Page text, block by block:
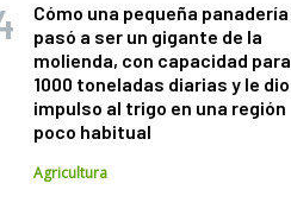
Cómo una pequeña panadería
pasó a ser un gigante de la
molienda, con capacidad para
1000 toneladas diarias y le dio
impulso al trigo en una región
poco habitual
Agricultura